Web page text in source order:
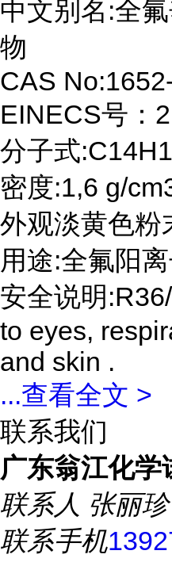
中文别名:全
物
CAS
EINECS号：
分子式
密度:1,6 g/
外观淡黄色粉
用途:全氟阳
安全说明
to eyes,
and skin .
...查看全文 >
联系我们
广东翁江化学
联系人 张丽珍
联系手机